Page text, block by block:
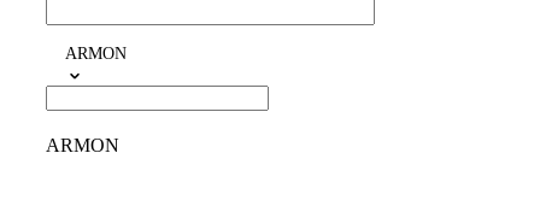
ARMON
ARMON